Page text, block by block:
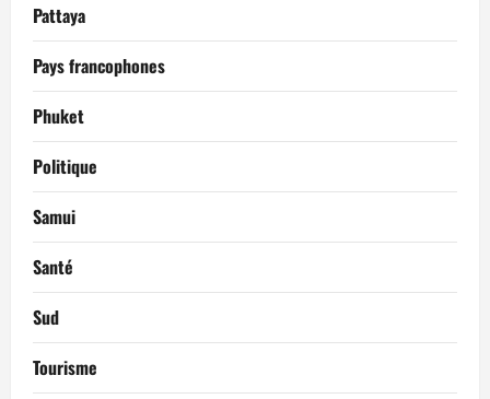
Pattaya
Pays francophones
Phuket
Politique
Samui
Santé
Sud
Tourisme